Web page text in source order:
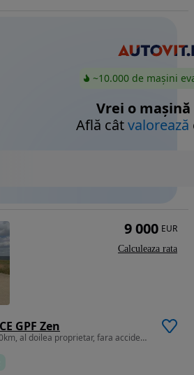
~10.000 de mașini
Vrei o mașină
Află câtvalorează
GPF Zen
1333 cm3 • 116 CP • 56000km, al doilea proprietar, fara accident, 4 cilindri, 116CP
9 000 EUR
Calculeaza rata